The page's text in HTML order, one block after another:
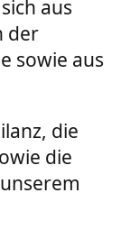
aus
der
sowie aus
die
die